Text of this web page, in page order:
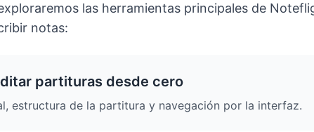
las herramientas principales de
notas:
partituras desde cero
estructura de la partitura y navegación por la interfaz.